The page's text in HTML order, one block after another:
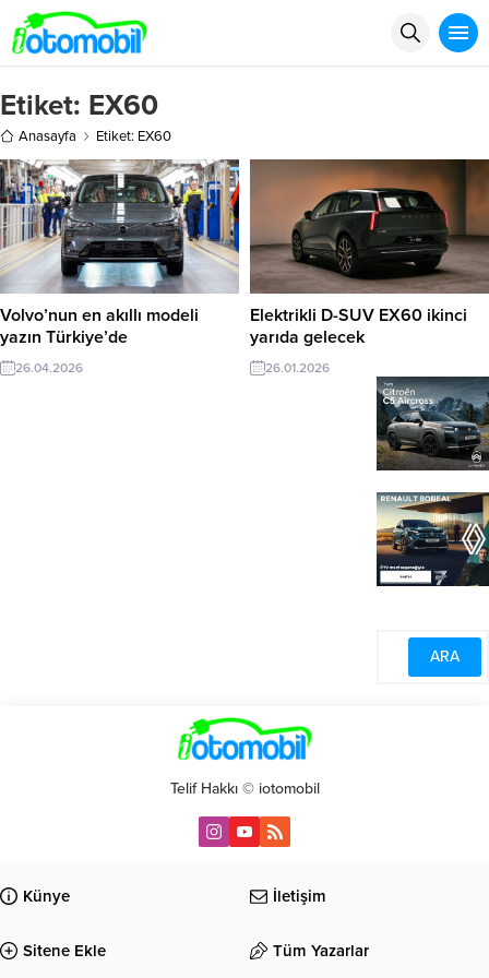
Etiket: EX60
Anasayfa Etiket: EX60
Volvo’nun en akıllı modeli
yazın Türkiye’de
26.04.2026
Elektrikli D-SUV EX60 ikinci
yarıda gelecek
26.01.2026
Telif Hakkı © iotomobil
Künye İletişim
Sitene Ekle Tüm Yazarlar